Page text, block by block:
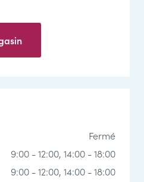
Fermé
9:00 - 12:00, 14:00 - 18:00
9:00 - 12:00, 14:00 - 18:00